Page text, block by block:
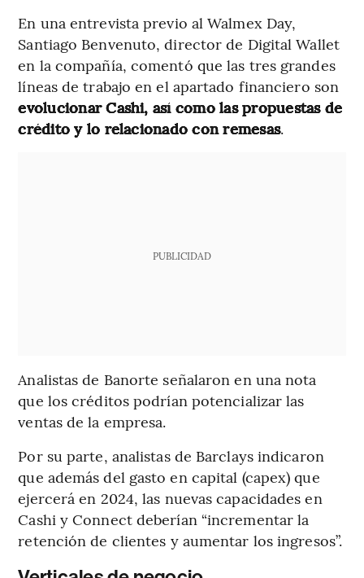
En una entrevista previo al Walmex Day,
Santiago Benvenuto, director de Digital Wallet
en la compañía, comentó que las tres grandes
líneas de trabajo en el apartado financiero son
evolucionar Cashi, así como las propuestas de
crédito y lo relacionado con remesas.
PUBLICIDAD
Analistas de Banorte señalaron en una nota
que los créditos podrían potencializar las
ventas de la empresa.
Por su parte, analistas de Barclays indicaron
que además del gasto en capital (capex) que
ejercerá en 2024, las nuevas capacidades en
Cashi y Connect deberían “incrementar la
retención de clientes y aumentar los ingresos”.